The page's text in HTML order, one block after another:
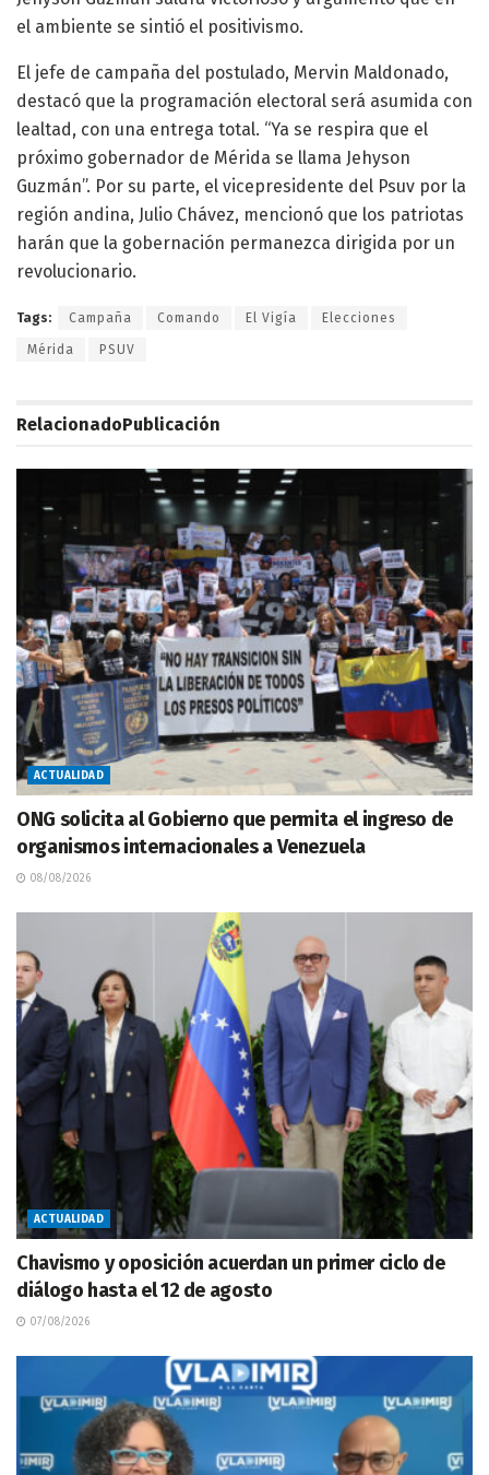
el ambiente se sintió el positivismo.
El jefe de campaña del postulado, Mervin Maldonado,
destacó que la programación electoral será asumida con
lealtad, con una entrega total. “Ya se respira que el
próximo gobernador de Mérida se llama Jehyson
Guzmán”. Por su parte, el vicepresidente del Psuv por la
región andina, Julio Chávez, mencionó que los patriotas
harán que la gobernación permanezca dirigida por un
revolucionario.
Tags: Campaña Comando El Vigía Elecciones
Mérida PSUV
RelacionadoPublicación
ACTUALIDAD
ONG solicita al Gobierno que permita el ingreso de
organismos internacionales a Venezuela
08/08/2026
ACTUALIDAD
Chavismo y oposición acuerdan un primer ciclo de
diálogo hasta el 12 de agosto
07/08/2026